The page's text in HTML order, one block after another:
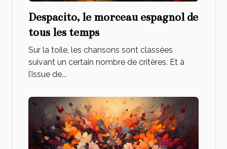
Despacito, le morceau espagnol de
tous les temps
Sur la toile, les chansons sont classées
suivant un certain nombre de critères. Et à
l’issue de...